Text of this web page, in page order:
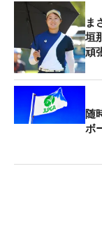
ートルを沈め
その後は影す
が最近のゴルフ
ィが取れた」と
日間を満足そ
自画自賛した“
ま
垣
頑
随
ボ